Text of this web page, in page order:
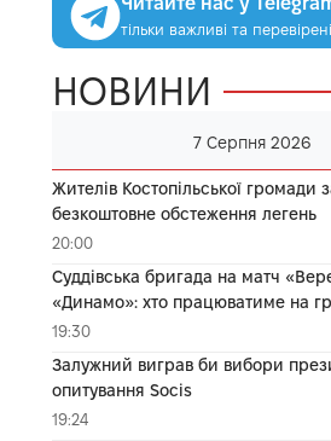
тільки важливі та
НОВИНИ
7 Серпня 2026
Жителів Костопільської громади
безкоштовне обстеження легень
20:00
Суддівська бригада на матч
«Динамо»: хто працюватиме на
19:30
Залужний виграв би вибори
опитування Socis
19:24